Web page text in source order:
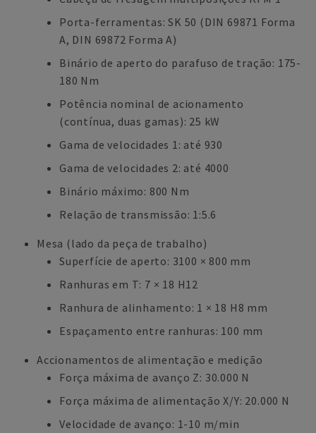
Porta-ferramentas: SK 50 (DIN 69871 Forma
A, DIN 69872 Forma A)
Binário de aperto do parafuso de tração: 175-
180 Nm
Potência nominal de acionamento
(contínua, duas gamas): 25 kW
Gama de velocidades 1: até 930
Gama de velocidades 2: até 4000
Binário máximo: 800 Nm
Relação de transmissão: 1:5.6
Mesa (lado da peça de trabalho)
Superfície de aperto: 3100 × 800 mm
Ranhuras em T: 7 × 18 H12
Ranhura de alinhamento: 1 × 18 H8 mm
Espaçamento entre ranhuras: 100 mm
Accionamentos de alimentação e medição
Força máxima de avanço Z: 30.000 N
Força máxima de alimentação X/Y: 20.000 N
Velocidade de avanço: 1-10 m/min